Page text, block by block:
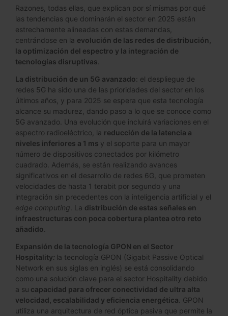
Razones, todas ellas, que explican por sí mismas por qué
las tendencias que dominarán el sector en 2025 están
estrechamente alineadas con estas demandas,
centrándose en la evolución de las redes de distribución,
la optimización del espectro y la integración de
tecnologías disruptivas
La distribución de un 5G avanzado: el despliegue de
redes 5G ha sido una de las prioridades del sector en los
últimos años, y para 2025 se espera que esta tecnología
alcance su madurez, dando paso a lo que se conoce como
5G avanzado. Una evolución que incluirá variaciones en el
espectro radioeléctrico, la reducción de la latencia a
niveles inferiores a 1 ms y el soporte para un mayor
número de dispositivos conectados por kilómetro
cuadrado. Además, se están realizando avances
significativos en el desarrollo de redes 6G, que prometen
velocidades de hasta 1 terabit por segundo y una
integración sin precedentes con la inteligencia artificial y el
edge computing . La distribución de estas señales en
infraestructuras con poca cobertura plantea otro reto
añadido
Expansión de la tecnología GPON en el Sector
Hospitality: la tecnología GPON (Gigabit Passive Optical
Network en sus siglas en inglés) se está consolidando
como una solución clave para el sector Hospitality debido
a su capacidad para ofrecer conectividad de ultra alta
velocidad, escalabilidad y eficiencia energética . GPON
utiliza una arquitectura de red óptica pasiva que permite la